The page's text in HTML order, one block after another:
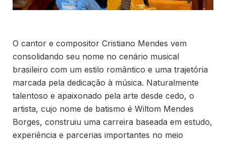
O cantor e compositor Cristiano Mendes vem
consolidando seu nome no cenário musical
brasileiro com um estilo romântico e uma trajetória
marcada pela dedicação à música. Naturalmente
talentoso e apaixonado pela arte desde cedo, o
artista, cujo nome de batismo é Wiltom Mendes
Borges, construiu uma carreira baseada em estudo,
experiência e parcerias importantes no meio